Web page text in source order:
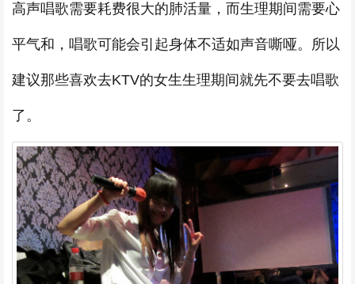
高声唱歌需要耗费很大的肺活量，而生理期间需要心
平气和，唱歌可能会引起身体不适如声音嘶哑。所以
建议那些喜欢去KTV的女生生理期间就先不要去唱歌
了。